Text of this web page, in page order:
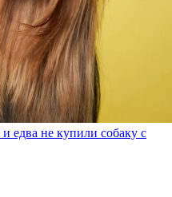
едва не купили собаку с